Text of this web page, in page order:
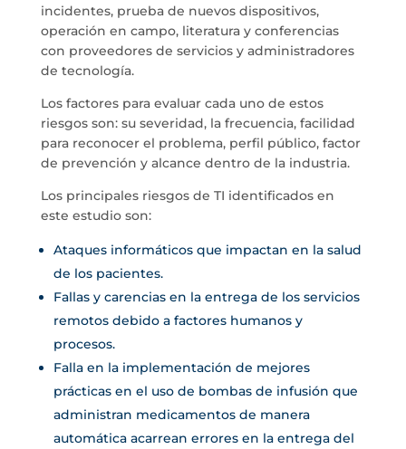
incidentes, prueba de nuevos dispositivos,
operación en campo, literatura y conferencias
con proveedores de servicios y administradores
de tecnología.
Los factores para evaluar cada uno de estos
riesgos son: su severidad, la frecuencia, facilidad
para reconocer el problema, perfil público, factor
de prevención y alcance dentro de la industria.
Los principales riesgos de TI identificados en
este estudio son:
Ataques informáticos que impactan en la salud
de los pacientes.
Fallas y carencias en la entrega de los servicios
remotos debido a factores humanos y
procesos.
Falla en la implementación de mejores
prácticas en el uso de bombas de infusión que
administran medicamentos de manera
automática acarrean errores en la entrega del